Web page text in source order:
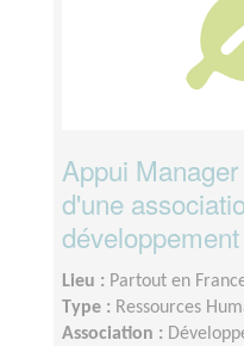
Appui
d'une
Lieu : Partout en
Type : Ressources
Association :